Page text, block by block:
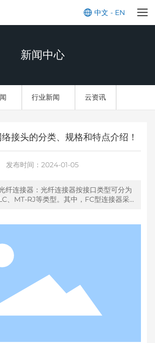
中文 - EN
新闻中心
行业新闻 云资讯
接头的分类、规格和特点介绍！
发布时间：2024-01-05
纤连接器：光纤连接器按接口类型可分为
、MT-RJ等类型。其中，FC型连接器采
连接器采用小型插拔式锁紧机构，体积小、
装，适用于高密度布线;MT-RJ型连接器采
有较高的密度和带宽，适用于高带宽应用